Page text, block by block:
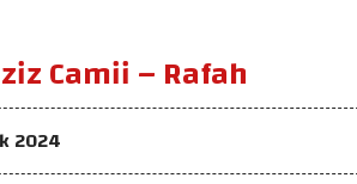
Camii – Rafah
2024